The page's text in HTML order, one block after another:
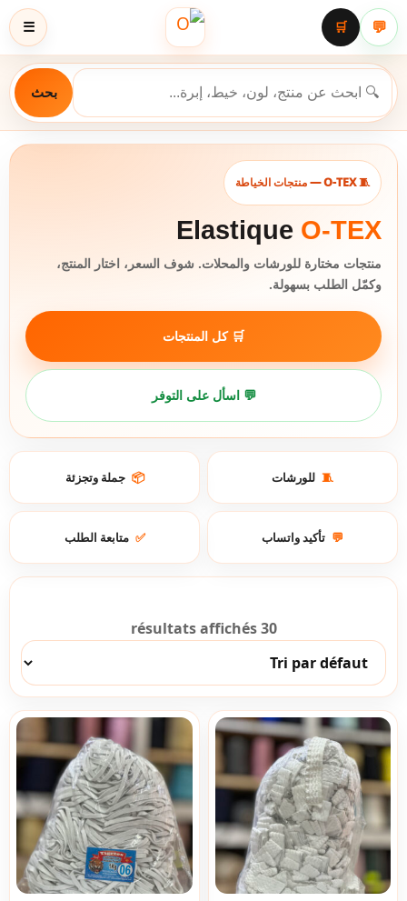
☰ 💬
🛒
بحث
🧵 O-TEX — منتجات الخياطة
Elastique O-TEX
منتجات مختارة للورشات والمحلات. شوف السعر، اختار المنتج،
وكمّل الطلب بسهولة.
🛒 كل المنتجات
💬 اسأل على التوفر
🧵 للورشات 📦 جملة وتجزئة
💬 تأكيد واتساب ✅ متابعة الطلب
30 résultats affichés